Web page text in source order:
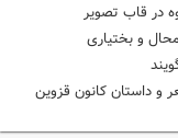
در قاب تصویر
و بختیاری
داستان کانون قزوین